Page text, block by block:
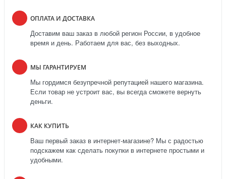
ОПЛАТА И ДОСТАВКА
Доставим ваш заказ в любой регион России, в удобное
время и день. Работаем для вас, без выходных.
МЫ ГАРАНТИРУЕМ
Мы гордимся безупречной репутацией нашего магазина.
Если товар не устроит вас, вы всегда сможете вернуть
деньги.
КАК КУПИТЬ
Ваш первый заказ в интернет-магазине? Мы с радостью
подскажем как сделать покупки в интернете простыми и
удобными.